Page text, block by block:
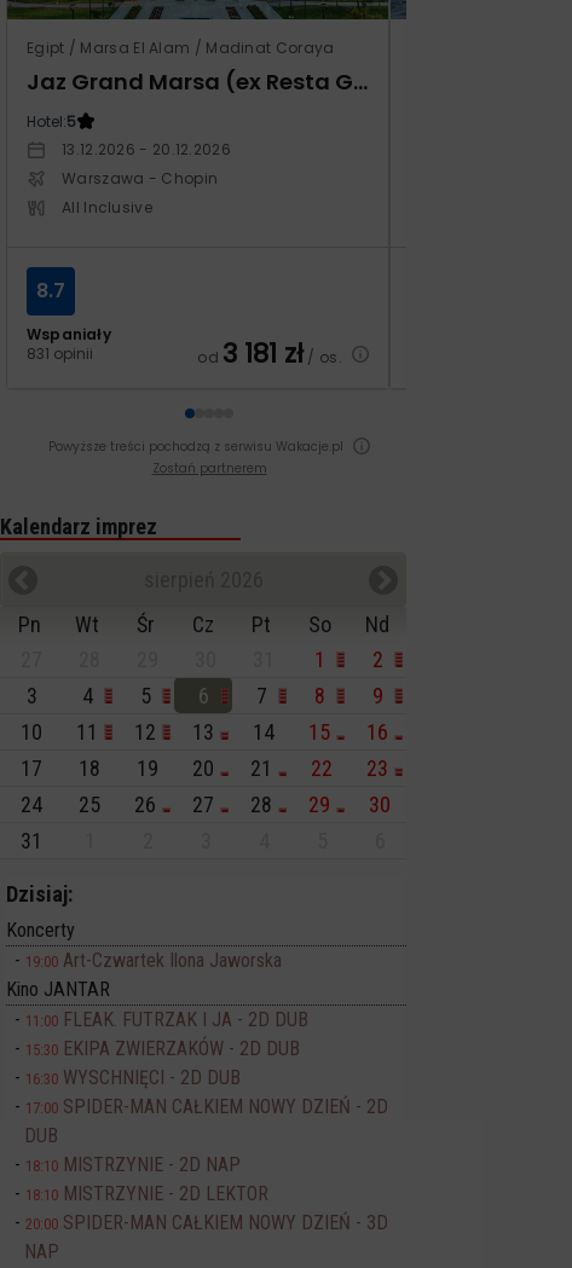
Egipt / Marsa El Alam / Madinat Coraya
Jaz Grand Marsa (ex Resta Grand Resort)
Hotel:5
13.12.2026 - 20.12.2026
Warszawa - Chopin
All Inclusive
Wspaniały
831 opinii
8.7
od 3 181 zł/ os.
Powyższe treści pochodzą z serwisu Wakacje.pl
Zostań partnerem
Kalendarz imprez
Pn
Wt Śr Cz Pt So
Nd
1
2
3
4 5 6 7 8
9
10
11 12 13 14 15
16
17
18 19 20 21 22
23
24
25 26 27 28 29
30
31
Dzisiaj:
Koncerty
19:00 Art-Czwartek Ilona Jaworska
Kino JANTAR
11:00 FLEAK. FUTRZAK I JA - 2D DUB
15:30 EKIPA ZWIERZAKÓW - 2D DUB
16:30 WYSCHNIĘCI - 2D DUB
17:00 SPIDER-MAN CAŁKIEM NOWY DZIEŃ - 2D
DUB
18:10 MISTRZYNIE - 2D NAP
18:10 MISTRZYNIE - 2D LEKTOR
20:00 SPIDER-MAN CAŁKIEM NOWY DZIEŃ - 3D
NAP